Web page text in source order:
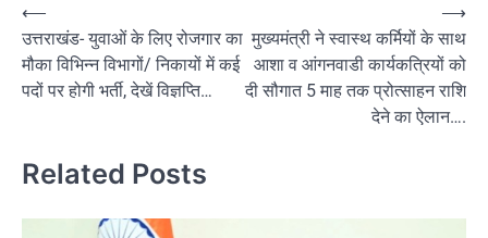
Post
navigation
⟵
उत्तराखंड- युवाओं के लिए रोजगार का
मौका विभिन्न विभागों/ निकायों में कई
पदों पर होगी भर्ती, देखें विज्ञप्ति…
मुख्यमंत्री ने स्वास्थ कर्मियों के साथ
आशा व आंगनवाडी कार्यकत्रियों को
दी सौगात 5 माह तक प्रोत्साहन राशि
देने का ऐलान….
⟶
Related Posts